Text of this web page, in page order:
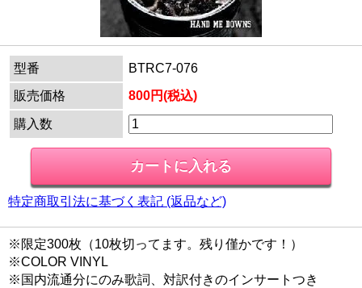
型番
BTRC7-076
販売価格
800円(税込)
購入数
特定商取引法に基づく表記 (返品など)
※限定300枚（10枚切ってます。残り僅かです！）
※COLOR VINYL
※国内流通分にのみ歌詞、対訳付きのインサートつき